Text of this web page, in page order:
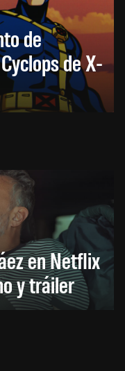
de
de X-
en Netflix
y tráiler